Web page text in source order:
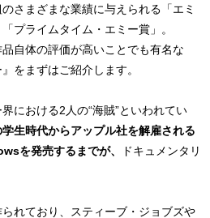
さまざまな業績に与えられる「エミ
プライムタイム・エミー賞」。
自体の評価が高いことでも有名な
をまずはご紹介します。
における2人の“海賊”といわれてい
生時代からアップル社を解雇される
を発売するまでが、
ドキュメンタリ
れており、スティーブ・ジョブズや